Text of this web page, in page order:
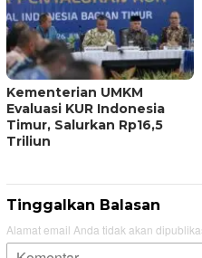
Kementerian UMKM
Evaluasi KUR Indonesia
Timur, Salurkan Rp16,5
Triliun
Tinggalkan Balasan
Alamat email Anda tidak akan